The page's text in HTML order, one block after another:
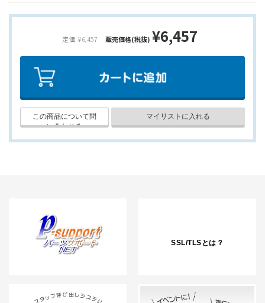
定価: ¥6,457 販売価格(税抜) ¥6,457
SSL/TLSとは？